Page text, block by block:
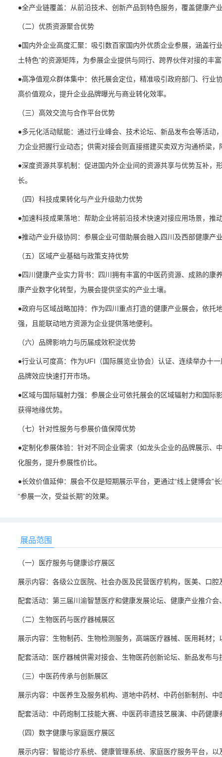
●全产业链覆盖：从前沿技术、创新产品到特色服务，覆盖健康产
（二）优质资源聚合优势
●国内外企业高度汇聚：吸引数百家国内外优质企业参展，涵盖行
土特色”的资源矩阵，为参展企业提供与同行、跨界伙伴对接的丰
●高净值观众群体集中：依托展会定位，精准吸引政府部门、行业
高价值观众，提升企业品牌曝光与商业转化效率。
（三）高效交流与合作平台优势
●多元化活动赋能：通过行业峰会、技术论坛、新品发布会等活动
力企业把握行业动态；供需对接会则直接搭建买卖双方沟通桥梁，
●深度资源共享机制：促进国内外企业间的资源共享与优势互补，
长。
（四）科技成果转化与产业升级助力优势
●加速科技成果落地：帮助企业将前沿技术快速对接应用场景，推
●推动产业升级协同：参展企业可借助展会融入四川及西部健康产
（五）区域产业基础与政策支持优势
●四川健康产业实力背书：四川拥有丰富的中医药资源、成熟的康
康产业数字化转型，为展会提供坚实的产业土壤。
●政府与区域战略加持：作为四川重点打造的健康产业展会，依托
强，且能联动地方资源为企业提供落地便利。
（六）品牌影响力与历届成效积淀优势
●行业认可度高：作为UFI（国际展览业协会）认证、连续举办十
品牌效应快速打开市场。
●区域与国际辐射力强：参展企业可依托展会的区域辐射力和国际
获得地缘优势。
（七）针对性服务与参展价值保障优势
●定制化参展体验：针对不同企业需求（如龙头企业的品牌展示、
化服务，提升参展性价比。
●长效价值延伸：展会不仅是短期展示平台，更通过“线上健博会”
“参展一次，受益长期”的效果。
展品范围
（一）医疗服务与健康诊疗展区
展示内容：各级公立医院、社会办医及民营医疗机构，医美、口
配套活动：第三届川渝智慧医疗和健康发展论坛、健康产业推介
（二）生物医药与医疗器械展区
展示内容：生物制药、生物检测服务，高端医疗器械、医用耗材
配套活动：医疗器械供需对接会、生物医药创新论坛、新品发布与
（三）中医药传承与创新展区
展示内容：中医养生及服务机构、道地中药材、中药创新制剂、
配套活动：中药炮制工技能大赛、中医药非遗技艺展演、中药健
（四）数字健康与家庭医疗展区
展示内容：智能诊疗系统、健康管理系统、家庭医疗服务平台，